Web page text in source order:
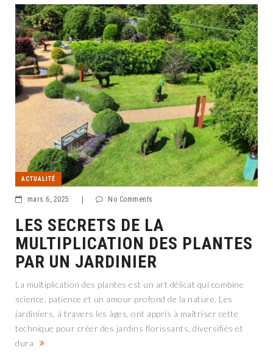
ACTUALITÉ
mars 6, 2025 | No Comments
LES SECRETS DE LA
MULTIPLICATION DES PLANTES
PAR UN JARDINIER
La multiplication des plantes est un art délicat qui combine
science, patience et un amour profond de la nature. Les
jardiniers, à travers les âges, ont appris à maîtriser cette
technique pour créer des jardins florissants, diversifiés et
dura